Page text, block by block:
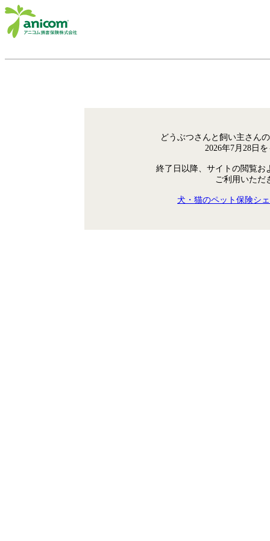
どうぶつさんと飼い主さん
2026年7月28日
終了日以降、サイトの閲覧お
ご利用いただ
犬・猫のペット保険シ